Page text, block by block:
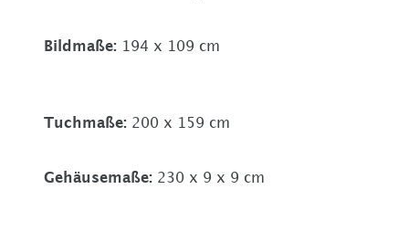
Bildmaße: 194 x 109 cm
Tuchmaße: 200 x 159 cm
Gehäusemaße: 230 x 9 x 9 cm